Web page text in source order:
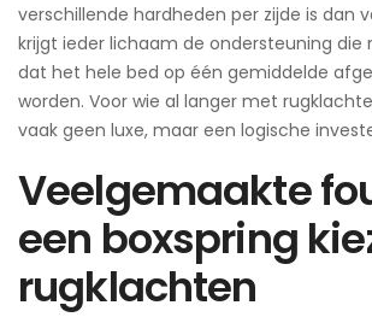
verschillende hardheden per zijde is dan
krijgt ieder lichaam de ondersteuning die
dat het hele bed op één gemiddelde
worden. Voor wie al langer met
vaak geen luxe, maar een logische
Veelgemaakte
een boxspring
rugklachten